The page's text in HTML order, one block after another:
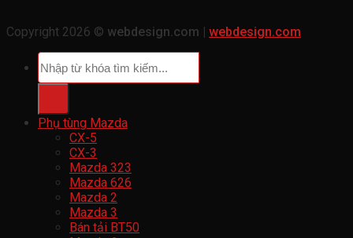
Copyright 2026 © webdesign.com | webdesign.com
Tìm
kiếm:
Phụ tùng Mazda
CX-5
CX-3
Mazda 323
Mazda 626
Mazda 2
Mazda 3
Bán tải BT50